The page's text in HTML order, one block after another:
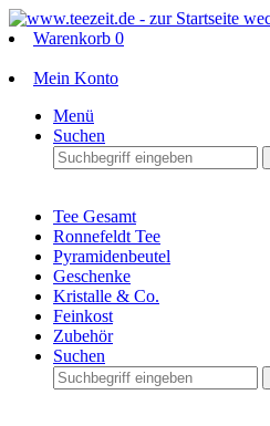
Warenkorb 0
Mein Konto
Menü
Suchen
Tee Gesamt
Ronnefeldt Tee
Pyramidenbeutel
Geschenke
Kristalle & Co.
Feinkost
Zubehör
Suchen